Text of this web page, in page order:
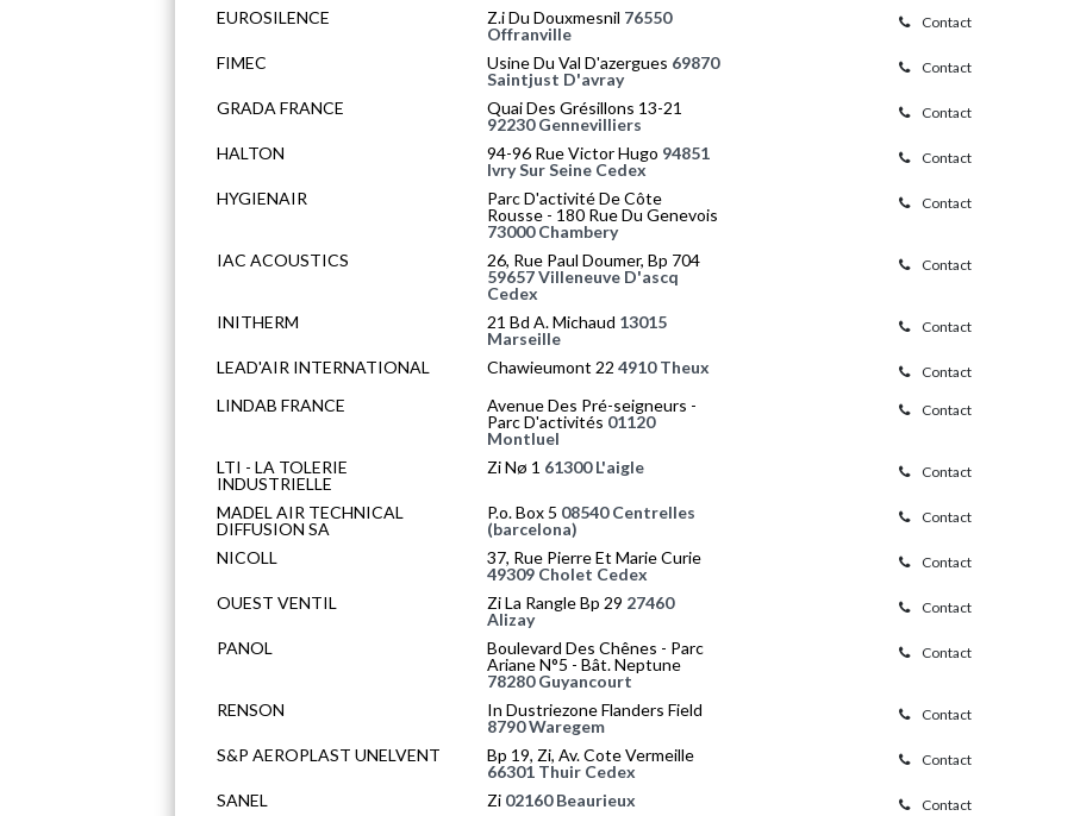
EUROSILENCE Z.i Du Douxmesnil 76550
Offranville
Contact
FIMEC Usine Du Val D'azergues 69870
Saintjust D'avray
Contact
GRADA FRANCE
Quai Des Grésillons 13-21
92230 Gennevilliers
Contact
HALTON 94-96 Rue Victor Hugo 94851
Ivry Sur Seine Cedex
Contact
HYGIENAIR
Parc D'activité De Côte
Rousse - 180 Rue Du Genevois
73000 Chambery
Contact
IAC ACOUSTICS
26, Rue Paul Doumer, Bp 704
59657 Villeneuve D'ascq
Cedex
Contact
INITHERM 21 Bd A. Michaud 13015
Marseille
Contact
LEAD'AIR INTERNATIONAL Chawieumont 22 4910 Theux Contact
LINDAB FRANCE
Avenue Des Pré-seigneurs -
Parc D'activités 01120
Montluel
Contact
LTI - LA TOLERIE
INDUSTRIELLE
Zi Nø 1 61300 L'aigle Contact
MADEL AIR TECHNICAL
DIFFUSION SA
P.o. Box 5 08540 Centrelles
(barcelona)
Contact
NICOLL
37, Rue Pierre Et Marie Curie
49309 Cholet Cedex
Contact
OUEST VENTIL Zi La Rangle Bp 29 27460
Alizay
Contact
PANOL
Boulevard Des Chênes - Parc
Ariane N°5 - Bât. Neptune
78280 Guyancourt
Contact
RENSON
In Dustriezone Flanders Field
8790 Waregem
Contact
S&P AEROPLAST UNELVENT
Bp 19, Zi, Av. Cote Vermeille
66301 Thuir Cedex
Contact
SANEL Zi 02160 Beaurieux Contact